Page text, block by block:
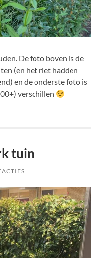
De foto boven is de
(en het riet hadden
en de onderste foto is
verschillen
tuin